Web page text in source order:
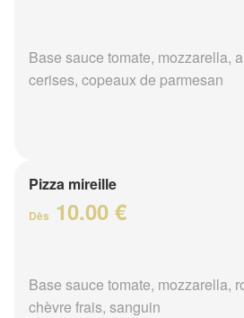
Base sauce tomate, mozzarella,
cerises, copeaux de parmesan
Pizza mireille
Dès 10.00 €
Base sauce tomate, mozzarella,
chèvre frais, sanguin